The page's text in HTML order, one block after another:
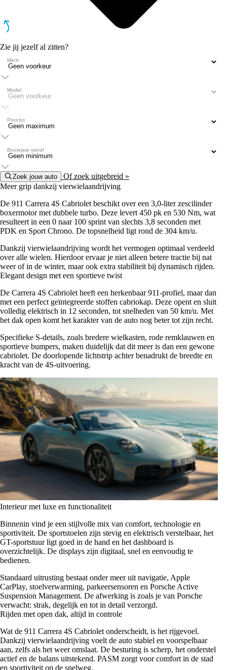
Zie jij jezelf al zitten?
Merk
Model
Prijs tot
Bouwjaar vanaf
Zoek jouw auto
Of zoek uitgebreid »
Meer grip dankzij vierwielaandrijving
De 911 Carrera 4S Cabriolet beschikt over een 3,0-liter zescilinder
boxermotor met dubbele turbo. Deze levert 450 pk en 530 Nm, wat
resulteert in een 0 naar 100 sprint van slechts 3,8 seconden met
PDK en Sport Chrono. De topsnelheid ligt rond de 304 km/u.
Dankzij vierwielaandrijving wordt het vermogen optimaal verdeeld
over alle wielen. Hierdoor ervaar je niet alleen betere tractie bij nat
weer of in de winter, maar ook extra stabiliteit bij dynamisch rijden.
Elegant design met een sportieve twist
De Carrera 4S Cabriolet heeft een herkenbaar 911-profiel, maar dan
met een perfect geïntegreerde stoffen cabriokap. Deze opent en sluit
volledig elektrisch in 12 seconden, tot snelheden van 50 km/u. Met
het dak open komt het karakter van de auto nog beter tot zijn recht.
Specifieke S-details, zoals bredere wielkasten, rode remklauwen en
sportieve bumpers, maken duidelijk dat dit meer is dan een gewone
cabriolet. De doorlopende lichtstrip achter benadrukt de breedte en
kracht van de 4S-uitvoering.
Interieur met luxe en functionaliteit
Binnenin vind je een stijlvolle mix van comfort, technologie en
sportiviteit. De sportstoelen zijn stevig en elektrisch verstelbaar, het
GT-sportstuur ligt goed in de hand en het dashboard is
overzichtelijk. De displays zijn digitaal, snel en eenvoudig te
bedienen.
Standaard uitrusting bestaat onder meer uit navigatie, Apple
CarPlay, stoelverwarming, parkeersensoren en Porsche Active
Suspension Management. De afwerking is zoals je van Porsche
verwacht: strak, degelijk en tot in detail verzorgd.
Rijden met open dak, altijd in controle
Wat de 911 Carrera 4S Cabriolet onderscheidt, is het rijgevoel.
Dankzij vierwielaandrijving voelt de auto stabiel en voorspelbaar
aan, zelfs als het weer omslaat. De besturing is scherp, het onderstel
actief en de balans uitstekend. PASM zorgt voor comfort in de stad
en sportiviteit op de snelweg.